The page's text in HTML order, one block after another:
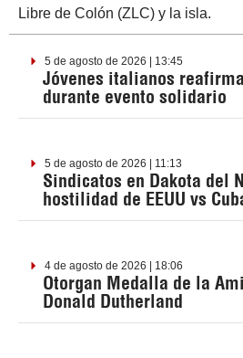
Libre de Colón (ZLC) y la isla.
5 de agosto de 2026 | 13:45
Jóvenes italianos
durante evento solidario
5 de agosto de 2026 | 11:13
Sindicatos en Dakota del
hostilidad de EEUU vs
4 de agosto de 2026 | 18:06
Otorgan Medalla de la
Donald Dutherland